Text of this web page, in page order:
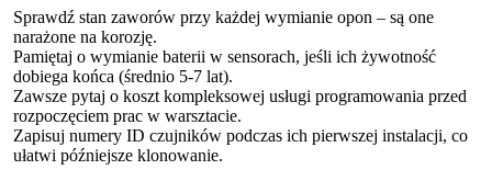
Sprawdź stan zaworów przy każdej wymianie opon – są one
narażone na korozję.
Pamiętaj o wymianie baterii w sensorach, jeśli ich żywotność
dobiega końca (średnio 5-7 lat).
Zawsze pytaj o koszt kompleksowej usługi programowania przed
rozpoczęciem prac w warsztacie.
Zapisuj numery ID czujników podczas ich pierwszej instalacji, co
ułatwi późniejsze klonowanie.